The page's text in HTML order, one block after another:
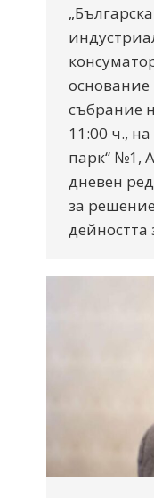
събрание
11:00 ч.,
парк“ №1,
дневен
за
дейността